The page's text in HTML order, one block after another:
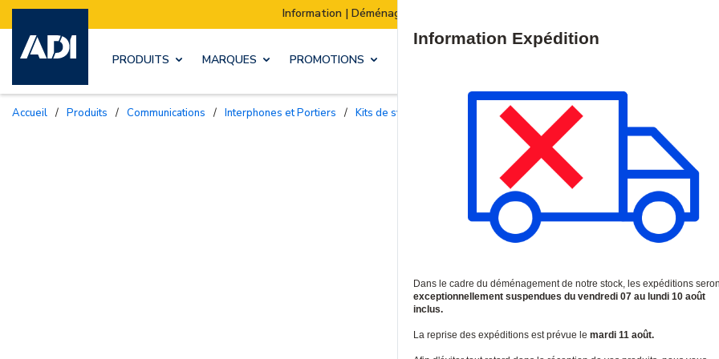
Information | Déménagement de notre stock : Les expéditions seront suspendues du 07 au 10
PRODUITS MARQUES PROMOTIONS
Accueil / Produits / Communications / Interphones et Portiers / Kits de système d'interphonie